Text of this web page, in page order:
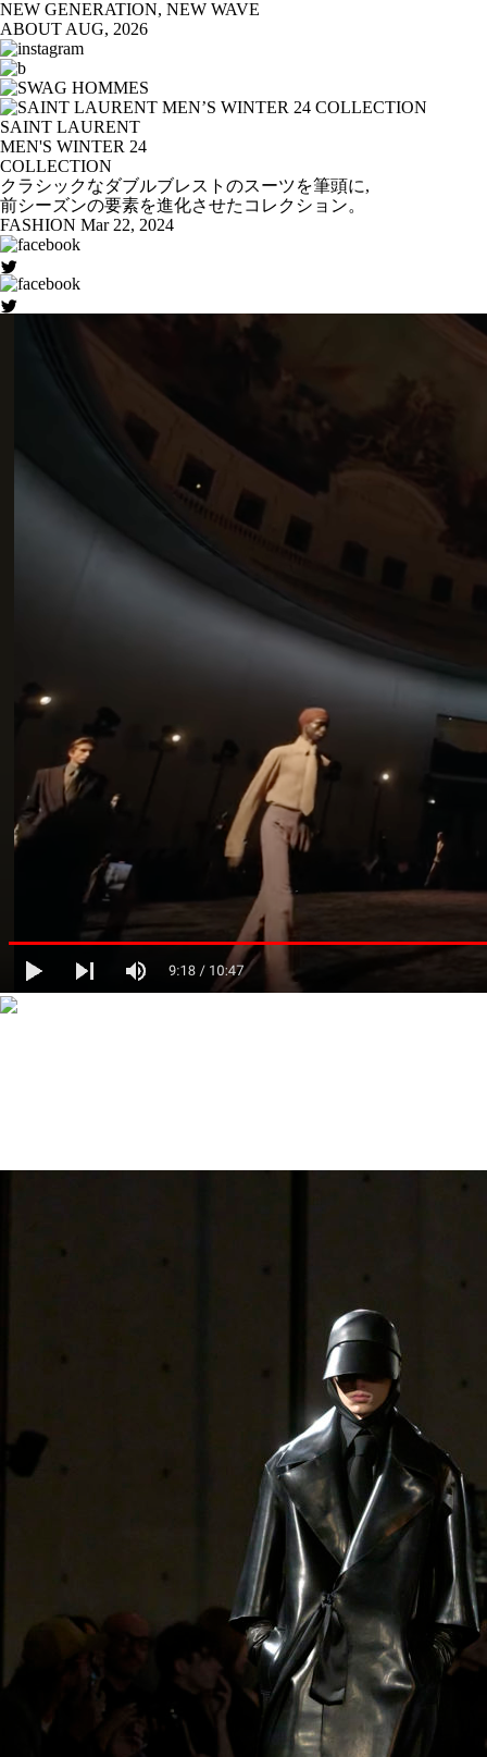
NEW GENERATION, NEW WAVE
ABOUT AUG, 2026
SAINT LAURENT
MEN'S WINTER 24
COLLECTION
クラシックなダブルブレストのスーツを筆頭に,
前シーズンの要素を進化させたコレクション。
FASHION Mar 22, 2024